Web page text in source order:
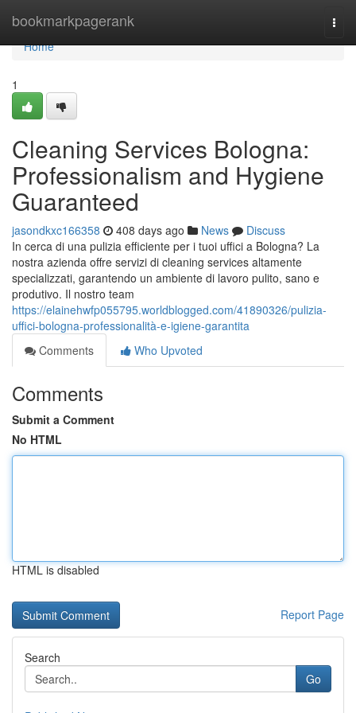
bookmarkpagerank
Home
Home
1
Cleaning Services Bologna:
Professionalism and Hygiene
Guaranteed
jasondkxc166358 408 days ago News
Discuss
In cerca di una pulizia efficiente per i tuoi uffici a Bologna? La
nostra azienda offre servizi di cleaning services altamente
specializzati, garantendo un ambiente di lavoro pulito, sano e
produtivo. Il nostro team
https://elainehwfp055795.worldblogged.com/41890326/pulizia-
uffici-bologna-professionalità-e-igiene-garantita
Comments
Who Upvoted
Comments
Submit a Comment
No HTML
HTML is disabled
Report Page
Search
Go